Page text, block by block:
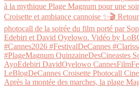
Après la montée des marches, la plage